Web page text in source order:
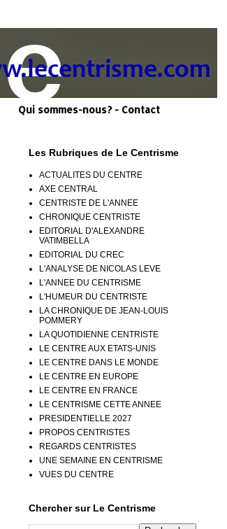
Qui sommes-nous? - Contact
Les Rubriques de Le Centrisme
ACTUALITES DU CENTRE
AXE CENTRAL
CENTRISTE DE L'ANNEE
CHRONIQUE CENTRISTE
EDITORIAL D'ALEXANDRE
VATIMBELLA
EDITORIAL DU CREC
L'ANALYSE DE NICOLAS LEVE
L'ANNEE DU CENTRISME
L'HUMEUR DU CENTRISTE
LA CHRONIQUE DE JEAN-LOUIS
POMMERY
LA QUOTIDIENNE CENTRISTE
LE CENTRE AUX ETATS-UNIS
LE CENTRE DANS LE MONDE
LE CENTRE EN EUROPE
LE CENTRE EN FRANCE
LE CENTRISME CETTE ANNEE
PRESIDENTIELLE 2027
PROPOS CENTRISTES
REGARDS CENTRISTES
UNE SEMAINE EN CENTRISME
VUES DU CENTRE
Chercher sur Le Centrisme